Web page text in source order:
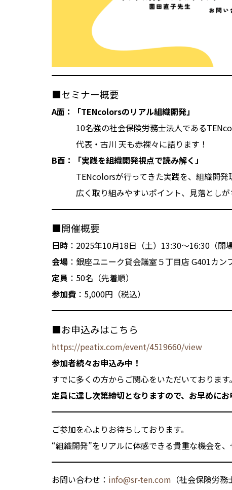
■セミナー概要
A面：「TENcolorsのリアル組織開発」
10名強の社会保険労務士法人である
代表・古川 天も赤裸々に語ります！
B面：「実践を組織開発視点で読み解く」
TENcolorsが行ってきた実践を、組織開発理
広く取り組みやすいポイント、見落としがち
■開催概要
日時 ：2025年10月18日（土）13:30～16:30（開
会場 ：銀座ユニーク貸会議室５丁目店 G401
定員 ：50名（先着順）
参加費 ：5,000円（税込）
■お申込みはこちら
https://peatix.com/event/4519660/view
参加者続々お申込み中！
すでに多くの方からご関心をいただいております。
定員に達し次第締切となりますので、お早めにお
ご参加を心よりお待ちしております。
“組織開発”をリアルに体感できる貴重な機会を、
お問い合わせ： info@sr-ten.com （社会保険労